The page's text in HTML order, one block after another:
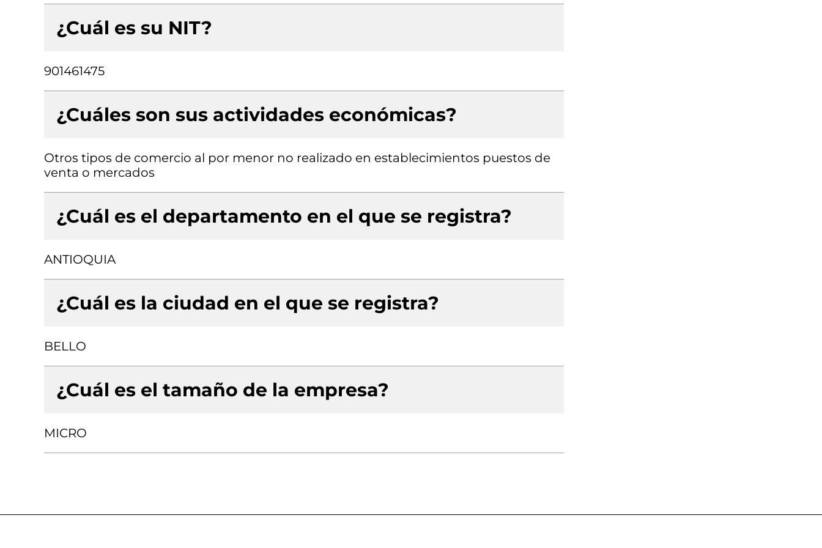
¿Cuál es su NIT?
901461475
¿Cuáles son sus actividades económicas?
Otros tipos de comercio al por menor no realizado en establecimientos puestos de
venta o mercados
¿Cuál es el departamento en el que se registra?
ANTIOQUIA
¿Cuál es la ciudad en el que se registra?
BELLO
¿Cuál es el tamaño de la empresa?
MICRO